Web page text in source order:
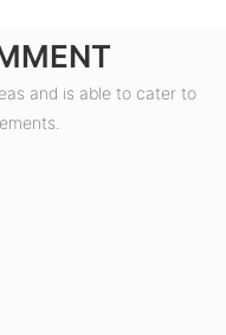
and is able to cater to